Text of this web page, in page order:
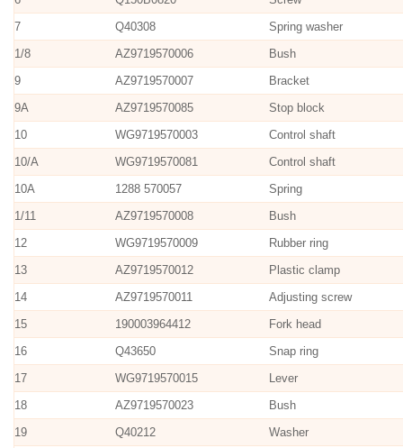
7
Q40308
Spring washer
1/8
AZ9719570006
Bush
9
AZ9719570007
Bracket
9A
AZ9719570085
Stop block
10
WG9719570003
Control shaft
10/A
WG9719570081
Control shaft
10A
1288 570057
Spring
1/11
AZ9719570008
Bush
12
WG9719570009
Rubber ring
13
AZ9719570012
Plastic clamp
14
AZ9719570011
Adjusting screw
15
190003964412
Fork head
16
Q43650
Snap ring
17
WG9719570015
Lever
18
AZ9719570023
Bush
19
Q40212
Washer